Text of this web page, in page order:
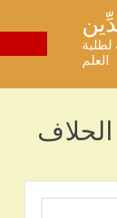
العلم